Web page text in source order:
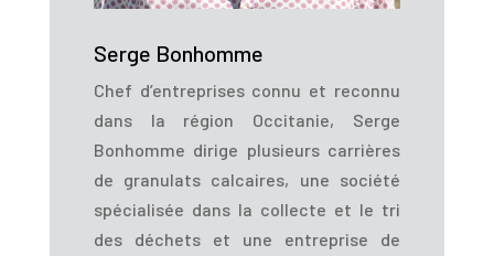
Serge Bonhomme
Chef d’entreprises connu et reconnu
dans la région Occitanie, Serge
Bonhomme dirige plusieurs carrières
de granulats calcaires, une société
spécialisée dans la collecte et le tri
des déchets et une entreprise de